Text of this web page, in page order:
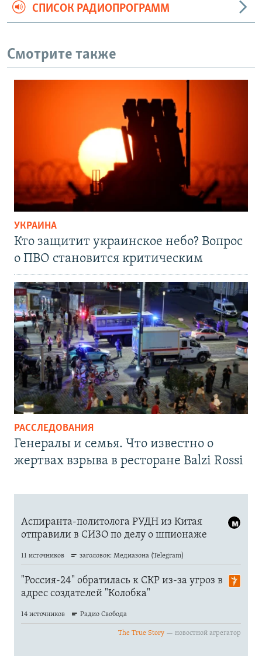
СПИСОК РАДИОПРОГРАММ
Смотрите также
УКРАИНА
Кто защитит украинское небо? Вопрос
о ПВО становится критическим
РАССЛЕДОВАНИЯ
Генералы и семья. Что известно о
жертвах взрыва в ресторане Balzi Rossi